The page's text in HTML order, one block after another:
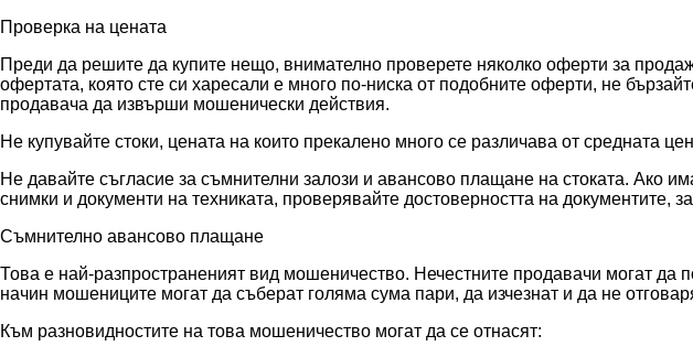
Проверка на цената
Преди да решите да купите нещо, внимателно проверете няколко оферти за
офертата, която сте си харесали е много по-ниска от подобните оферти, не
продавача да извърши мошенически действия.
Не купувайте стоки, цената на които прекалено много се различава от средната
Не давайте съгласие за съмнителни залози и авансово плащане на стоката. Ако
снимки и документи на техниката, проверявайте достоверността на документите,
Съмнително авансово плащане
Това е най-разпространеният вид мошеничество. Нечестните продавачи могат да
начин мошениците могат да съберат голяма сума пари, да изчезнат и да не
Към разновидностите на това мошеничество могат да се отнасят: